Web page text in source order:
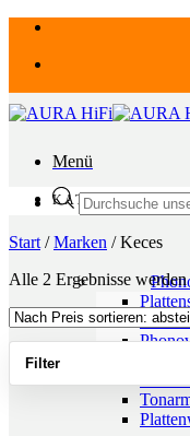
Zum
springen
Menü
KATEGORIEN
Products
search
Start / Marken /Keces
Alle 2 Ergebnisse werden
Filter